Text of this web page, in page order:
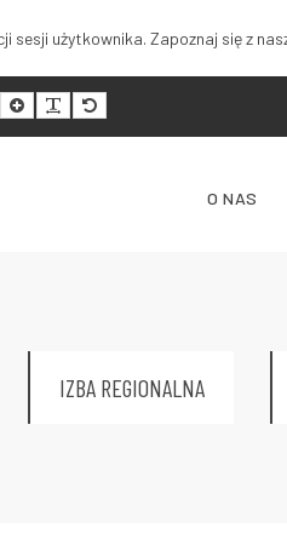
sesji użytkownika. Zapoznaj się z
Większy
rozmiar
tekstu
Czytelność
tekstu
Domyślny
rozmiar
tekstu
O NAS
IZBA REGIONALNA